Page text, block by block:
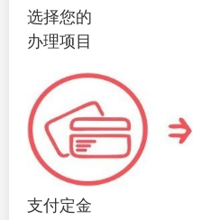
选择您的
办理项目
支付定金